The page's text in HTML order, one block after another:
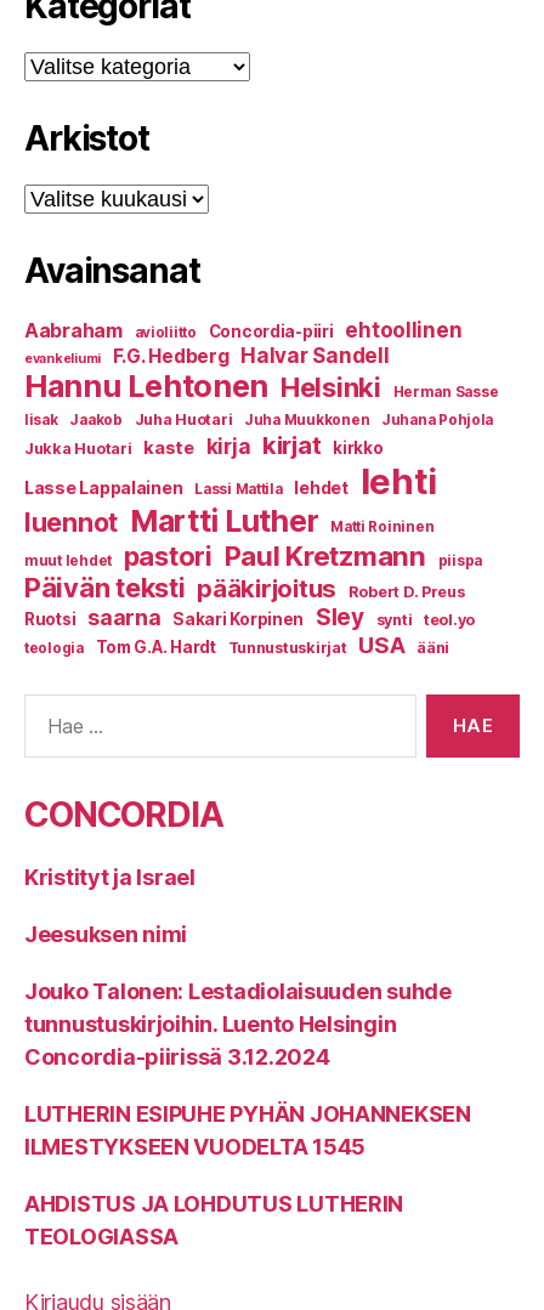
Kategoriat
Arkistot
Arkistot
Avainsanat
Aabraham avioliitto Concordia-piiri ehtoollinen
evankeliumi F.G. Hedberg Halvar Sandell
Hannu Lehtonen Helsinki
Herman Sasse
Iisak
Jaakob Juha Huotari Juha Muukkonen Juhana Pohjola
Jukka Huotari kaste kirja kirjat kirkko
Lasse Lappalainen Lassi Mattila lehdet lehti
luennot Martti Luther
Matti Roininen
muut lehdet
pastori Paul Kretzmann piispa
Päivän teksti pääkirjoitus Robert D. Preus
Ruotsi saarna Sakari Korpinen Sley synti teol.yo
teologia Tom G.A. Hardt Tunnustuskirjat USA ääni
CONCORDIA
Kristityt ja Israel
Jeesuksen nimi
Jouko Talonen: Lestadiolaisuuden suhde
tunnustuskirjoihin. Luento Helsingin
Concordia-piirissä 3.12.2024
LUTHERIN ESIPUHE PYHÄN JOHANNEKSEN
ILMESTYKSEEN VUODELTA 1545
AHDISTUS JA LOHDUTUS LUTHERIN
TEOLOGIASSA
Kirjaudu sisään